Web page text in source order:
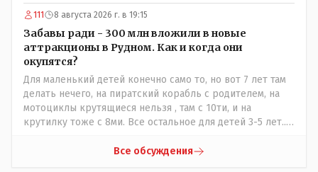
111 8 августа 2026 г. в 19:15
Забавы ради - 300 млн вложили в новые
аттракционы в Рудном. Как и когда они
окупятся?
Для маленький детей конечно само то, но вот 7 лет там
делать нечего, на пиратский корабль с родителем, на
мотоциклы крутящиеся нельзя , там с 10ти, и на
крутилку тоже с 8ми. Все остальное для детей 3-5 лет..
слова вообще, но вечером думаю там нормально, с
Все обсуждения